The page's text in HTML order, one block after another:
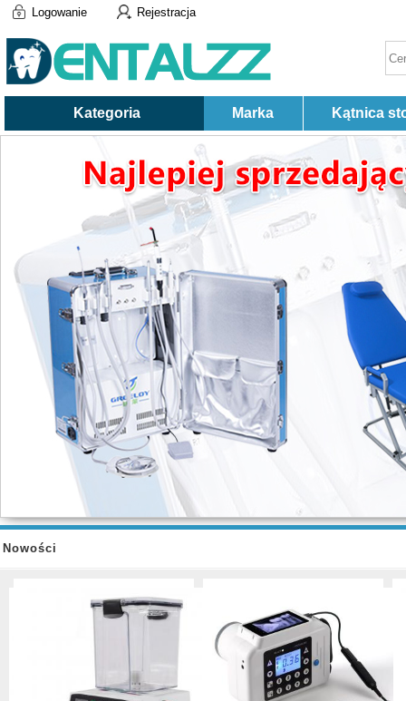
Logowanie Rejestracja
Kategoria Marka Kątnica
Nowości